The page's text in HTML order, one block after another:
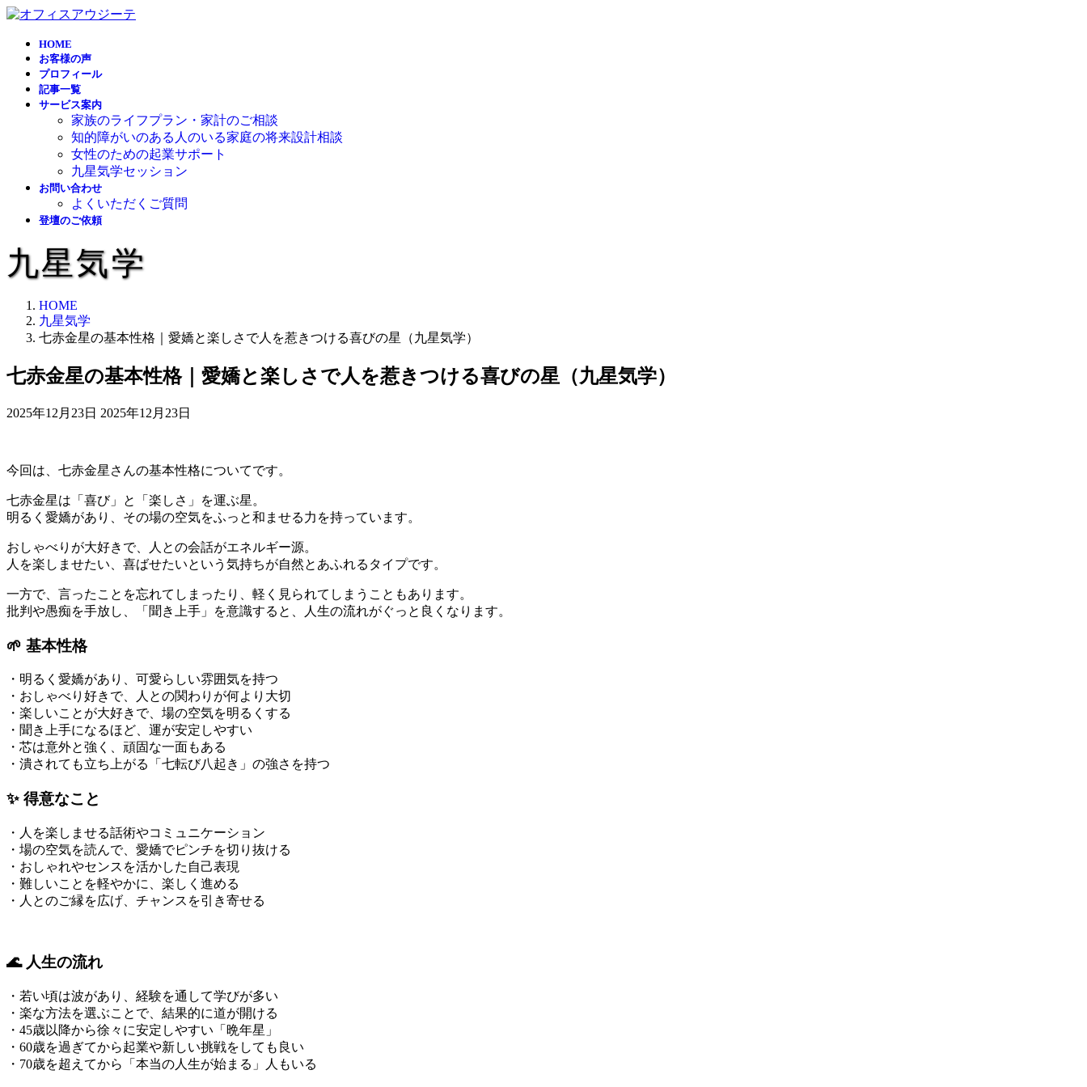
コ
ナ
HOME
お客様の声
プロフィール
記事一覧
サービス案内
家族のライフプラン・家計のご相談
知的障がいのある人のいる家庭の将来設計相談
女性のための起業サポート
九星気学セッション
お問い合わせ
よくいただくご質問
登壇のご依頼
九星気学
HOME
九星気学
七赤金星の基本性格｜愛嬌と楽しさで人を惹きつける喜びの星（九星気学）
七赤金星の基本性格｜愛嬌と楽しさで人を惹きつける喜びの星（九星気学）
2025年12月23日 最
新
日
時
:
2025年12月23日
今回は、七赤金星さんの基本性格についてです。
七赤金星は「喜び」と「楽しさ」を運ぶ星。
明るく愛嬌があり、その場の空気をふっと和ませる力を持っています。
おしゃべりが大好きで、人との会話がエネルギー源。
人を楽しませたい、喜ばせたいという気持ちが自然とあふれるタイプです。
一方で、言ったことを忘れてしまったり、軽く見られてしまうこともあります。
批判や愚痴を手放し、「聞き上手」を意識すると、人生の流れがぐっと良くなります。
🌱 基本性格
・明るく愛嬌があり、可愛らしい雰囲気を持つ
・おしゃべり好きで、人との関わりが何より大切
・楽しいことが大好きで、場の空気を明るくする
・聞き上手になるほど、運が安定しやすい
・芯は意外と強く、頑固な一面もある
・潰されても立ち上がる「七転び八起き」の強さを持つ
✨ 得意なこと
・人を楽しませる話術やコミュニケーション
・場の空気を読んで、愛嬌でピンチを切り抜ける
・おしゃれやセンスを活かした自己表現
・難しいことを軽やかに、楽しく進める
・人とのご縁を広げ、チャンスを引き寄せる
🌊 人生の流れ
・若い頃は波があり、経験を通して学びが多い
・楽な方法を選ぶことで、結果的に道が開ける
・45歳以降から徐々に安定しやすい「晩年星」
・60歳を過ぎてから起業や新しい挑戦をしても良い
・70歳を超えてから「本当の人生が始まる」人もいる